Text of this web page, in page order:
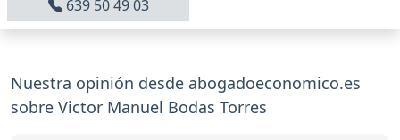
639 50 49 03
Nuestra opinión desde abogadoeconomico.es
sobre Victor Manuel Bodas Torres